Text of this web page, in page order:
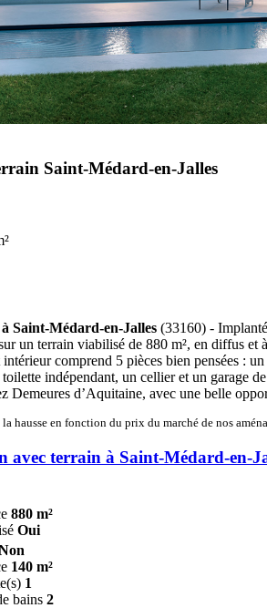
Saint-Médard-en-Jalles
Saint-Médard-en-Jalles (33160) -
un terrain viabilisé de 880 m², en diffus et
comprend 5 pièces bien pensées :
indépendant, un cellier et un garage
Demeures d’Aquitaine, avec une belle
hausse en fonction du prix du marché de nos
avec terrain à Saint-Médard-en-
880 m²
Oui
140 m²
1
bains 2